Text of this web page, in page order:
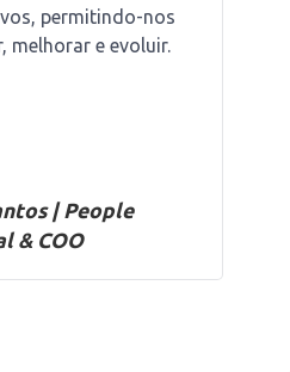
permitindo-nos
melhorar e evoluir.
| People
& COO